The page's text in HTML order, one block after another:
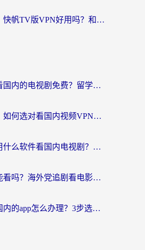
海外党必看：快帆TV版VPN好用吗？和豌豆IP VPN对比哪个回国效果更好？附真实体验与选择指南
在国外怎么看国内的电视剧免费？留学生亲测有效的回国加速器选择指南
海外党必看：如何选对看国内视频VPN，轻松解决12123登录难题？
在国外手机用什么软件看国内电视剧？海外党亲测的实用指南
爱奇艺海外能看吗？海外党追剧看电影的终极回国加速器指南
国外打不开国内的app怎么办理？3步选对加速器，刷剧办业务都不愁